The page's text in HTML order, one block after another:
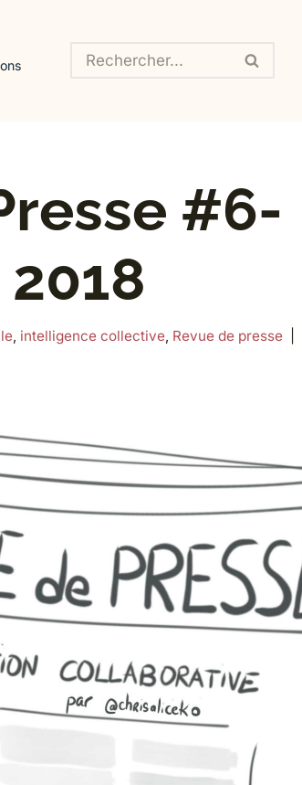
#6-
, intelligence collective, Revue de presse